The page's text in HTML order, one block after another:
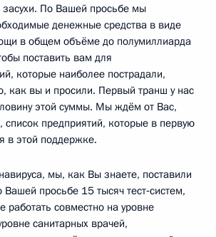
засухи. По Вашей просьбе мы
денежные средства в виде
в общем объёме до полумиллиарда
поставить вам для
которые наиболее пострадали,
как вы и просили. Первый транш у нас
этой суммы. Мы ждём от Вас,
список предприятий, которые в первую
в этой поддержке.
мы, как Вы знаете, поставили
просьбе 15 тысяч тест‑систем,
работать совместно на уровне
санитарных врачей,